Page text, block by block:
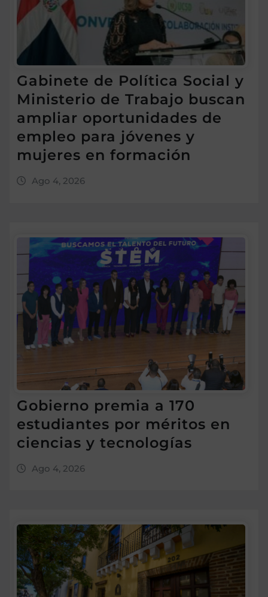
Gabinete de Política Social y
Ministerio de Trabajo buscan
ampliar oportunidades de
empleo para jóvenes y
mujeres en formación
Ago 4, 2026
Gobierno premia a 170
estudiantes por méritos en
ciencias y tecnologías
Ago 4, 2026